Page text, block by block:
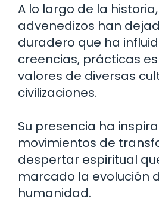
A lo largo de la
advenedizos han
duradero que ha
creencias, prácticas
valores de diversas
civilizaciones.
Su presencia ha
movimientos de
despertar espiritual
marcado la evolución
humanidad.